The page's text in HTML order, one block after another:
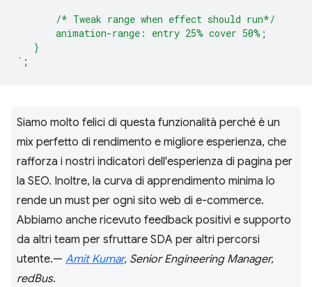
       /* Tweak range when effect should run*/
       animation-range: entry 25% cover 50%;
   }
` ;
Siamo molto felici di questa funzionalità perché è un
mix perfetto di rendimento e migliore esperienza, che
rafforza i nostri indicatori dell'esperienza di pagina per
la SEO. Inoltre, la curva di apprendimento minima lo
rende un must per ogni sito web di e-commerce.
Abbiamo anche ricevuto feedback positivi e supporto
da altri team per sfruttare SDA per altri percorsi
utente.— Amit Kumar, Senior Engineering Manager,
redBus.